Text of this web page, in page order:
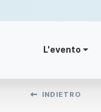
L'evento
INDIETRO